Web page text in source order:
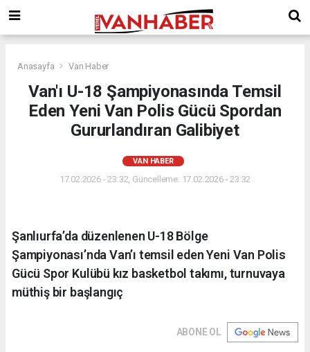
Anasayfa Van Haber
Van'ı U-18 Şampiyonasında Temsil
Eden Yeni Van Polis Gücü Spordan
Gururlandıran Galibiyet
VAN HABER
17.02.2026 - 23:32, Güncelleme: 17.02.2026 - 23:32
Şanlıurfa’da düzenlenen U-18 Bölge
Şampiyonası’nda Van’ı temsil eden Yeni Van Polis
Gücü Spor Kulübü kız basketbol takımı, turnuvaya
müthiş bir başlangıç
ABONE OL